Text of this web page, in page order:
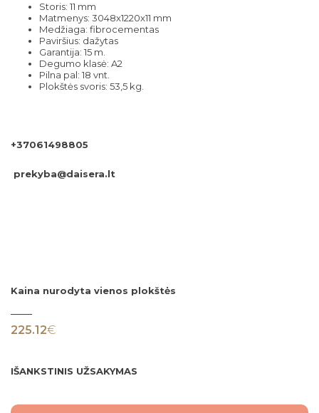
Storis: 11 mm
Matmenys: 3048x1220x11 mm
Medžiaga: fibrocementas
Paviršius: dažytas
Garantija: 15 m.
Degumo klasė: A2
Pilna pal: 18 vnt.
Plokštės svoris: 53,5 kg.
+37061498805
prekyba@daisera.lt
Kaina nurodyta vienos plokštės
225.12€
IŠANKSTINIS UŽSAKYMAS